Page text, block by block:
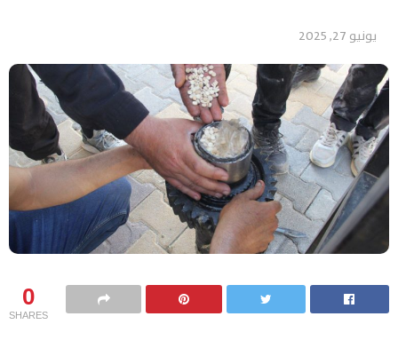
يونيو 27, 2025
0
SHARES